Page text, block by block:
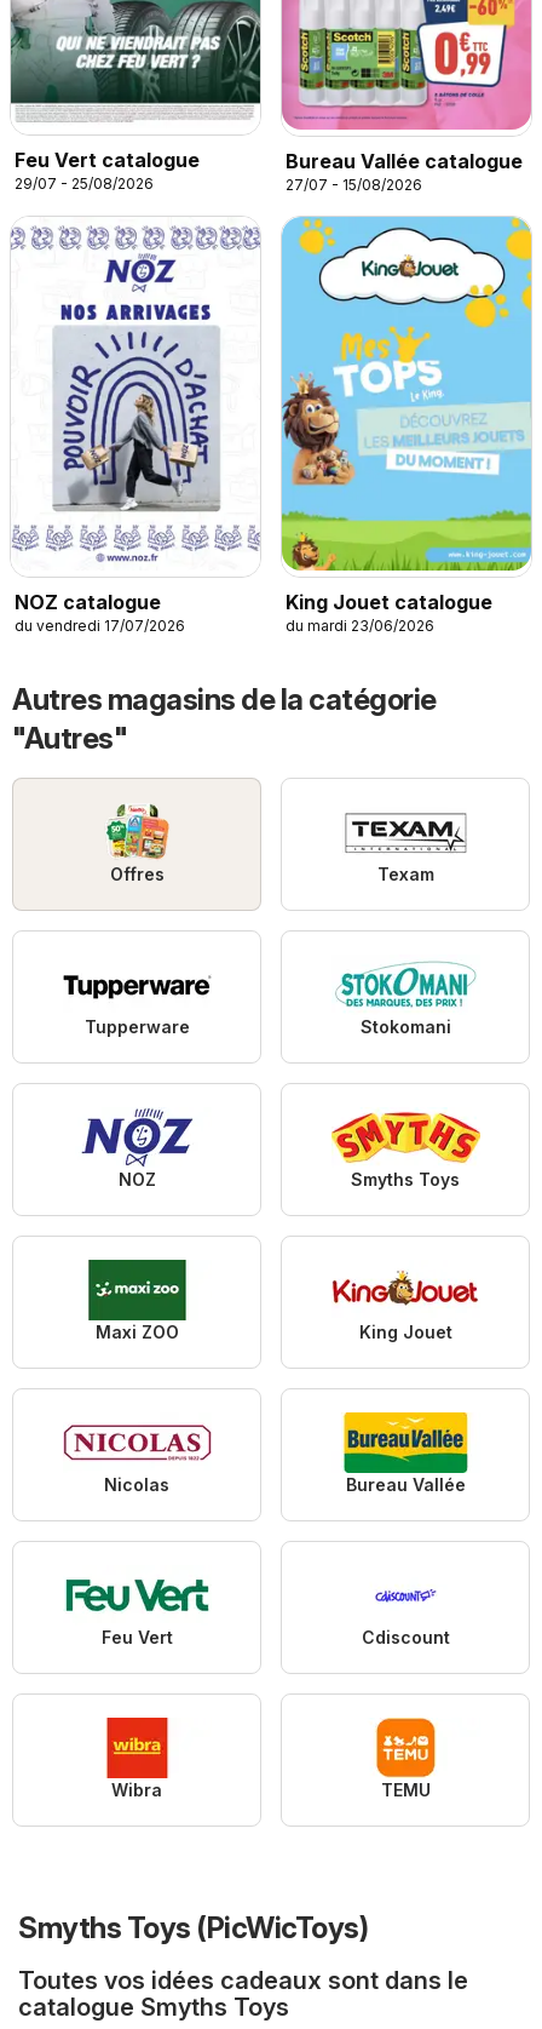
Feu Vert catalogue
29/07 - 25/08/2026
Bureau Vallée catalogue
27/07 - 15/08/2026
NOZ catalogue
du vendredi 17/07/2026
King Jouet catalogue
du mardi 23/06/2026
Autres magasins de la catégorie
"Autres"
Offres Texam
Tupperware Stokomani
NOZ Smyths Toys
Maxi ZOO King Jouet
Nicolas Bureau Vallée
Feu Vert Cdiscount
Wibra TEMU
Smyths Toys (PicWicToys)
Toutes vos idées cadeaux sont dans le
catalogue Smyths Toys